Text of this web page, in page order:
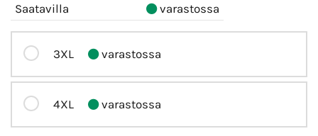
Saatavilla
varastossa
3XL varastossa
4XL varastossa